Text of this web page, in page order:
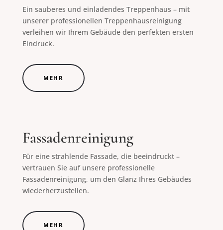
Ein sauberes und einladendes Treppenhaus – mit
unserer professionellen Treppenhausreinigung
verleihen wir Ihrem Gebäude den perfekten ersten
Eindruck.
MEHR
Fassadenreinigung
Für eine strahlende Fassade, die beeindruckt –
vertrauen Sie auf unsere professionelle
Fassadenreinigung, um den Glanz Ihres Gebäudes
wiederherzustellen.
MEHR